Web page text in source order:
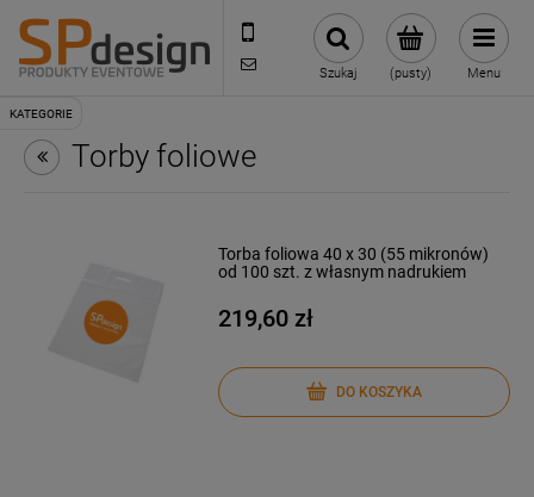
221002030
sklep@reklamydrukarnia.pl
(pusty)
Szukaj Menu
Torby foliowe
Torba foliowa 40 x 30 (55 mikronów)
od 100 szt. z własnym nadrukiem
219,60 zł
DO KOSZYKA